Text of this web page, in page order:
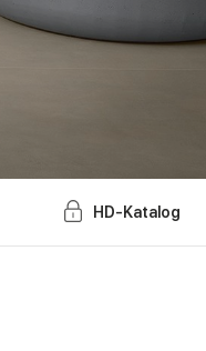
HD-Katalog